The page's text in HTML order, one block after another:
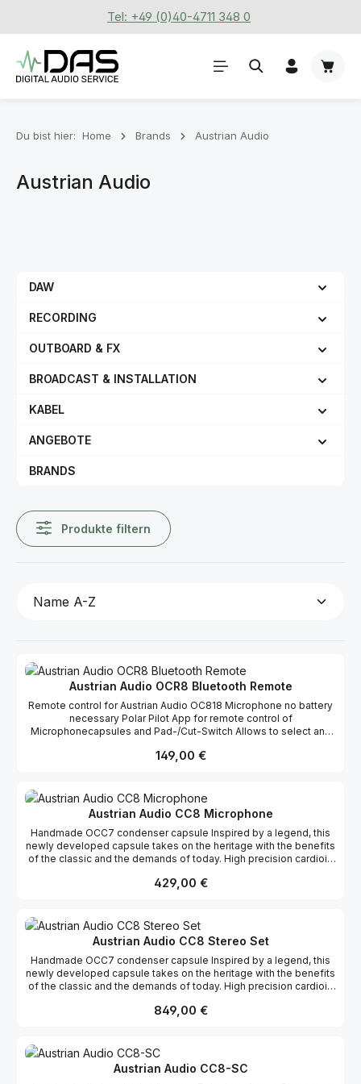
Zum Hauptinhalt springenTel: +49 (0)40-4711 348 0
Du bist hier: Home Brands Austrian Audio
Austrian Audio
DAW
RECORDING
OUTBOARD & FX
BROADCAST & INSTALLATION
KABEL
ANGEBOTE
BRANDS
Produkte filtern
Aus­trian Audio OCR8 Blue­tooth Remote
Remote control for Austrian Audio OC818 Microphone no battery
necessary Polar Pilot App for remote control of
Microphonecapsules and Pad-/Cut-Switch Allows to select and
Regulärer Preis:
149,00 €
Austrian Audio CC8 Microphone
Handmade OCC7 condenser capsule Inspired by a legend, this
newly developed capsule takes on the heritage with the benefits
of the classic and the demands of today. High precision cardioid
out of the box Each microphone is measured and tuned to a
tolerance of max. +/-0.5 dB sensitivity at 1 kHz.
Regulärer Preis:
429,00 €
Austrian Audio CC8 Stereo Set
Handmade OCC7 condenser capsule Inspired by a legend, this
newly developed capsule takes on the heritage with the benefits
of the classic and the demands of today. High precision cardioid
out of the box Each microphone is measured and tuned to a
tolerance of max. +/-0.5 dB sensitivity at 1 kHz.
Regulärer Preis:
849,00 €
Austrian Audio CC8-SC